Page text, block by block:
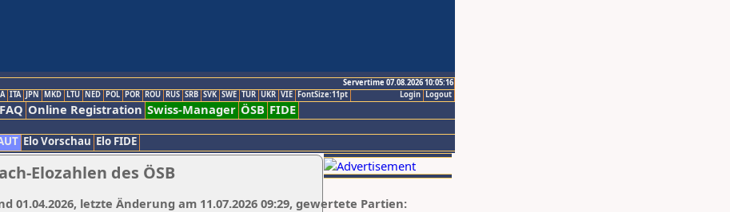
Servertime 07.08.2026 10:05:16
Logout
Login
ITA JPN MKD LTU NED POL POR ROU RUS SRB SVK SWE TUR UKR VIE FontSize:11pt
FAQ Online Registration Swiss-Manager ÖSB FIDE
Elo Vorschau Elo FIDE
Elozahlen des ÖSB
01.04.2026, letzte Änderung am 11.07.2026 09:29, gewertete Partien: